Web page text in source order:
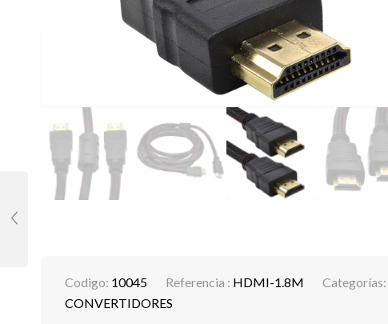
Codigo: 10045 Referencia : HDMI-1.8M Categorías:
CONVERTIDORES